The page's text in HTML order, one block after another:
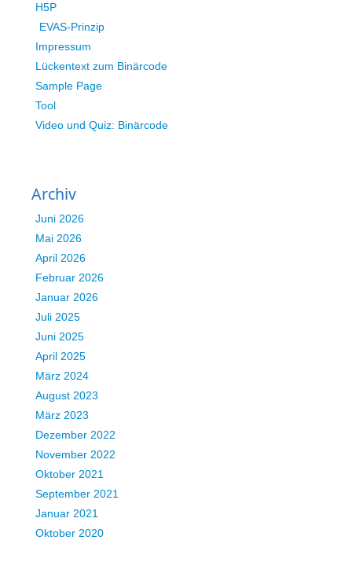
H5P
EVAS-Prinzip
Impressum
Lückentext zum Binärcode
Sample Page
Tool
Video und Quiz: Binärcode
Archiv
Juni 2026
Mai 2026
April 2026
Februar 2026
Januar 2026
Juli 2025
Juni 2025
April 2025
März 2024
August 2023
März 2023
Dezember 2022
November 2022
Oktober 2021
September 2021
Januar 2021
Oktober 2020